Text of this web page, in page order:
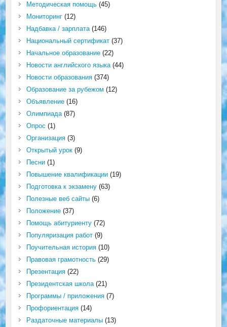
Методическая помощь(45)
Мониторинг(12)
Надбавка / зарплата(146)
Национальный сертификат(37)
Начальное образование(22)
Новости английского языка(44)
Новости образования(374)
Образование за рубежом (12)
Объявление(16)
Олимпиада(87)
Опрос (1)
Организация(3)
Открытый урок(9)
Песни(1)
Повышение квалификации(19)
Подготовка к экзамену(63)
Полезные веб сайты(6)
Положение(37)
Помощь абитуриенту(72)
Популяризация работ(9)
Поучительная история(10)
Правовая грамотность(29)
Презентация(22)
Президентская школа(21)
Программы / приложения(7)
Профориентация(14)
Раздаточные материалы(13)